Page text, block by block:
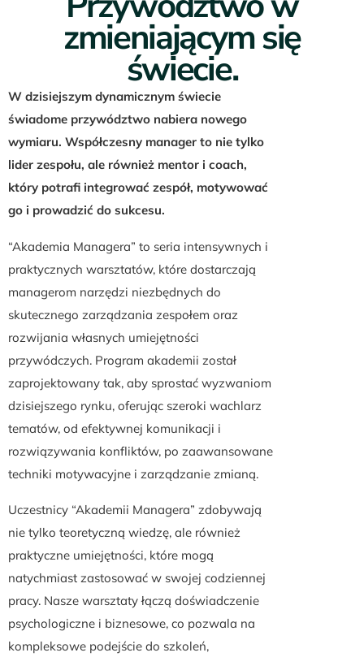
zmieniającym się
świecie.
W dzisiejszym dynamicznym świecie
świadome przywództwo nabiera nowego
wymiaru. Współczesny manager to nie tylko
lider zespołu, ale również mentor i coach,
który potrafi integrować zespół, motywować
go i prowadzić do sukcesu.
“Akademia Managera” to seria intensywnych i
praktycznych warsztatów, które dostarczają
managerom narzędzi niezbędnych do
skutecznego zarządzania zespołem oraz
rozwijania własnych umiejętności
przywódczych. Program akademii został
zaprojektowany tak, aby sprostać wyzwaniom
dzisiejszego rynku, oferując szeroki wachlarz
tematów, od efektywnej komunikacji i
rozwiązywania konfliktów, po zaawansowane
techniki motywacyjne i zarządzanie zmianą.
Uczestnicy “Akademii Managera” zdobywają
nie tylko teoretyczną wiedzę, ale również
praktyczne umiejętności, które mogą
natychmiast zastosować w swojej codziennej
pracy. Nasze warsztaty łączą doświadczenie
psychologiczne i biznesowe, co pozwala na
kompleksowe podejście do szkoleń,